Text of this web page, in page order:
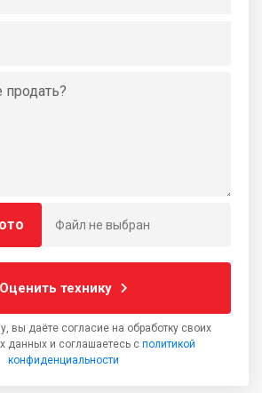
Файл не выбран
Оценить технику
вы даёте согласие на обработку своих
данных и соглашаетесь с политикой
конфиденциальности